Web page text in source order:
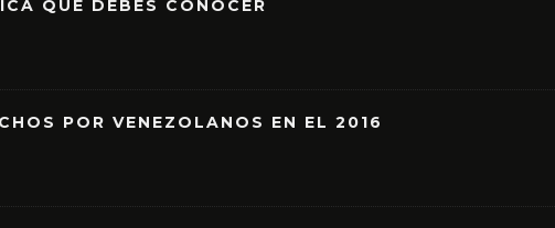
QUE DEBES CONOCER
POR VENEZOLANOS EN EL 2016